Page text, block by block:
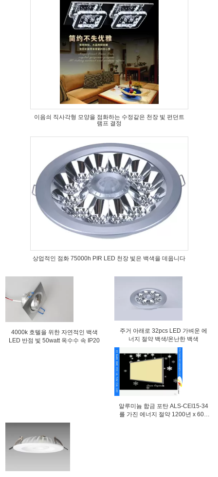
이음쇠 직사각형 모양을 점화하는 수정같은 천장 빛 펀던트
램프 결정
상업적인 점화 75000h PIR LED 천장 빛은 백색을 데웁니다
4000k 호텔을 위한 자연적인 백색
LED 반점 빛 50watt 옥수수 속 IP20
주거 아래로 32pcs LED 가벼운 에
너지 절약 백색/온난한 백색
알루미늄 합금 포탄 ALS-CEI15-34
를 가진 에너지 절약 1200년 x 600